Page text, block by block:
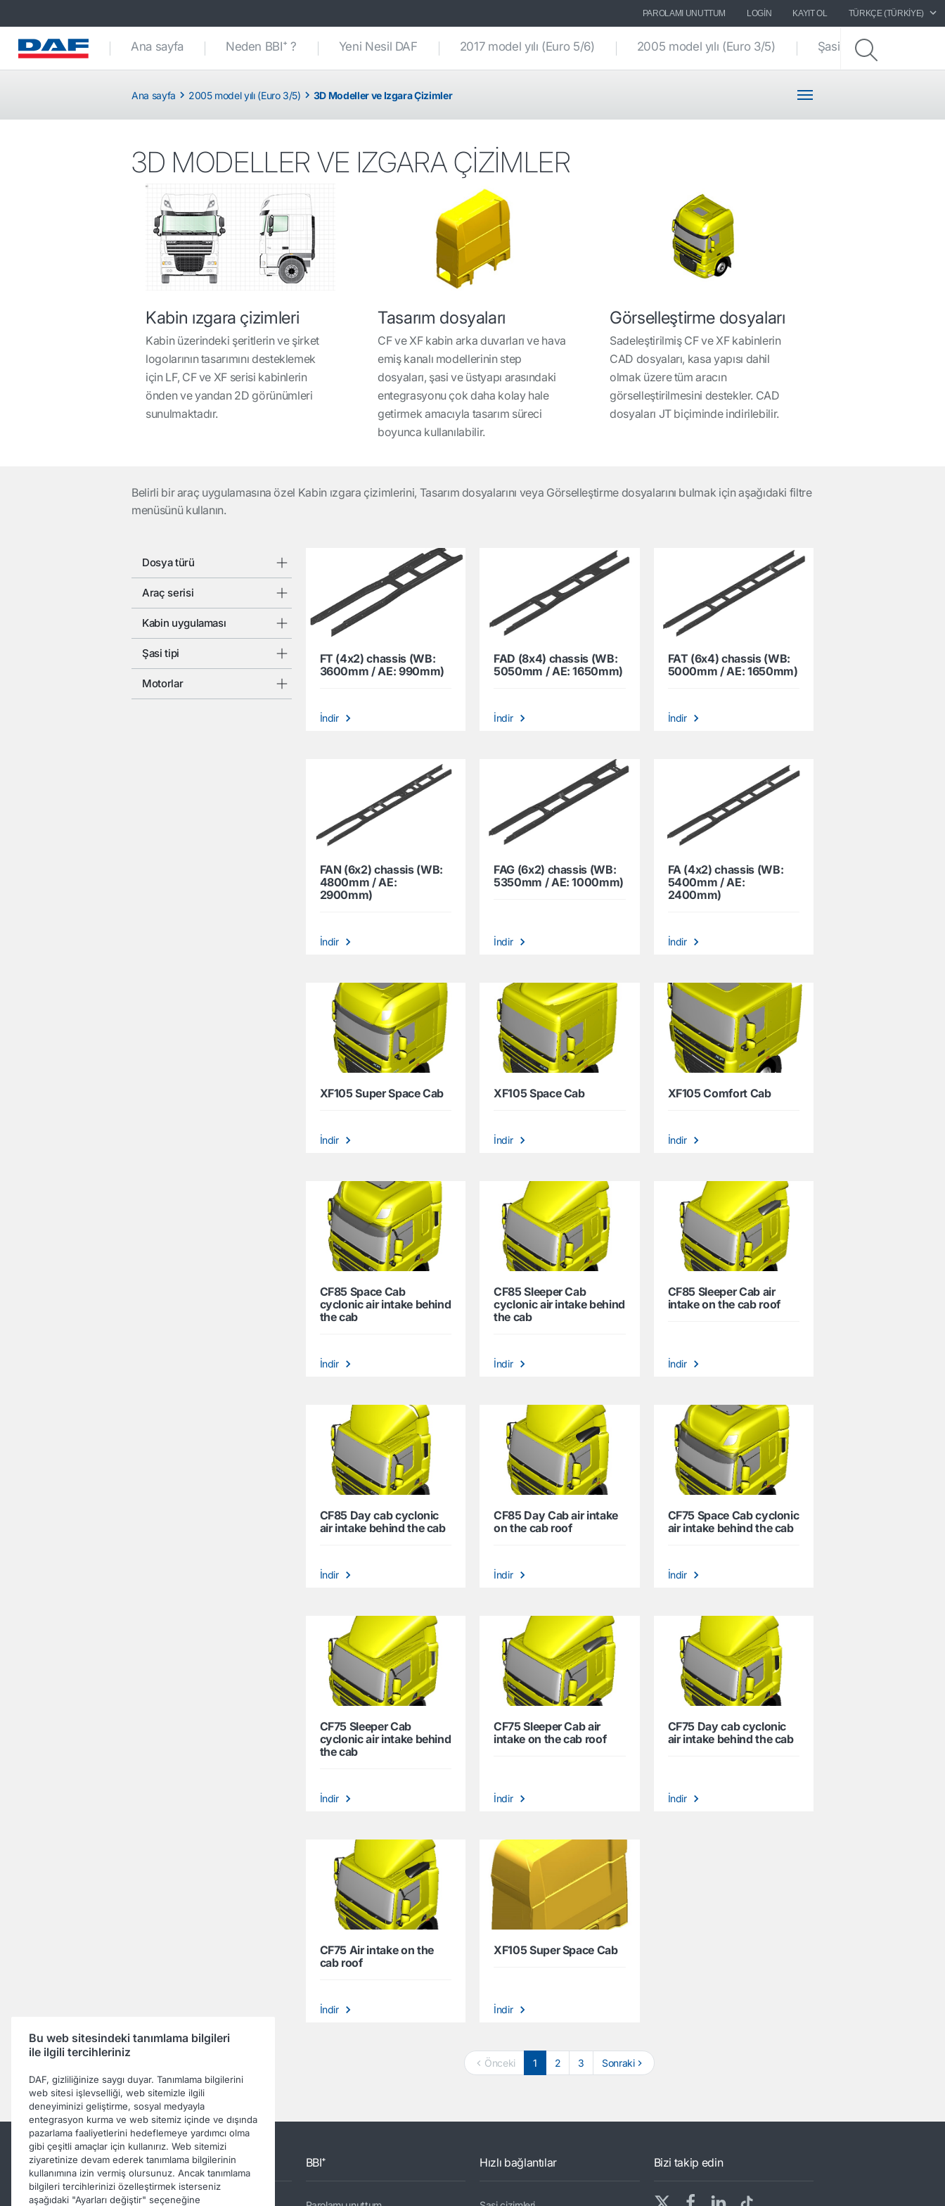
PAROLAMI UNUTTUM LOGIN KAYIT OL TÜRKÇE (TÜRKIYE)
Ana sayfa Neden BBI⁺ ? Yeni Nesil DAF 2017 model yılı (Euro 5/6) 2005 model yılı (Euro 3/5) Şasi çizimleri
Ana sayfa 2005 model yılı (Euro 3/5) 3D Modeller ve Izgara Çizimler
3D MODELLER VE IZGARA ÇİZİMLER
Kabin ızgara çizimleri
Kabin üzerindeki şeritlerin ve şirket
logolarının tasarımını desteklemek
için LF, CF ve XF serisi kabinlerin
önden ve yandan 2D görünümleri
sunulmaktadır.
Tasarım dosyaları
CF ve XF kabin arka duvarları ve hava
emiş kanalı modellerinin step
dosyaları, şasi ve üstyapı arasındaki
entegrasyonu çok daha kolay hale
getirmek amacıyla tasarım süreci
boyunca kullanılabilir.
Görselleştirme dosyaları
Sadeleştirilmiş CF ve XF kabinlerin
CAD dosyaları, kasa yapısı dahil
olmak üzere tüm aracın
görselleştirilmesini destekler. CAD
dosyaları JT biçiminde indirilebilir.
Belirli bir araç uygulamasına özel Kabin ızgara çizimlerini, Tasarım dosyalarını veya Görselleştirme dosyalarını bulmak için aşağıdaki filtre
menüsünü kullanın.
Dosya türü
Araç serisi
Kabin uygulaması
Şasi tipi
Motorlar
FT (4x2) chassis (WB:
3600mm / AE: 990mm)
İndir
FAD (8x4) chassis (WB:
5050mm / AE: 1650mm)
İndir
FAT (6x4) chassis (WB:
5000mm / AE: 1650mm)
İndir
FAN (6x2) chassis (WB:
4800mm / AE:
2900mm)
İndir
FAG (6x2) chassis (WB:
5350mm / AE: 1000mm)
İndir
FA (4x2) chassis (WB:
5400mm / AE:
2400mm)
İndir
XF105 Super Space Cab
İndir
XF105 Space Cab
İndir
XF105 Comfort Cab
İndir
CF85 Space Cab
cyclonic air intake behind
the cab
İndir
CF85 Sleeper Cab
cyclonic air intake behind
the cab
İndir
CF85 Sleeper Cab air
intake on the cab roof
İndir
CF85 Day cab cyclonic
air intake behind the cab
İndir
CF85 Day Cab air intake
on the cab roof
İndir
CF75 Space Cab cyclonic
air intake behind the cab
İndir
CF75 Sleeper Cab
cyclonic air intake behind
the cab
İndir
CF75 Sleeper Cab air
intake on the cab roof
İndir
CF75 Day cab cyclonic
air intake behind the cab
İndir
CF75 Air intake on the
cab roof
İndir
XF105 Super Space Cab
İndir
Önceki 1 2 3 Sonraki
Diğer DAF siteleri BBI⁺ Hızlı bağlantılar Bizi takip edin
Bu web sitesindeki tanımlama bilgileri
ile ilgili tercihleriniz
DAF, gizliliğinize saygı duyar. Tanımlama bilgilerini
web sitesi işlevselliği, web sitemizle ilgili
deneyiminizi geliştirme, sosyal medyayla
entegrasyon kurma ve web sitemiz içinde ve dışında
pazarlama faaliyetlerini hedeflemeye yardımcı olma
gibi çeşitli amaçlar için kullanırız. Web sitemizi
ziyaretinize devam ederek tanımlama bilgilerinin
kullanımına izin vermiş olursunuz. Ancak tanımlama
bilgileri tercihlerinizi özelleştirmek isterseniz
aşağıdaki "Ayarları değiştir" seçeneğine